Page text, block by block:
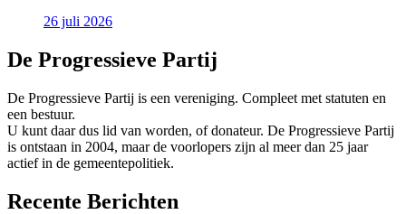
26 juli 2026
De Progressieve Partij
De Progressieve Partij is een vereniging. Compleet met statuten en
een bestuur.
U kunt daar dus lid van worden, of donateur. De Progressieve Partij
is ontstaan in 2004, maar de voorlopers zijn al meer dan 25 jaar
actief in de gemeentepolitiek.
Recente Berichten